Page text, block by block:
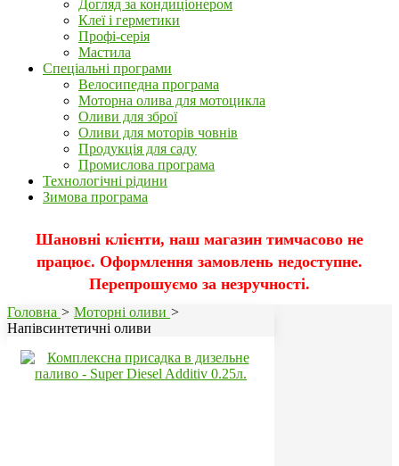
Догляд за кондиціонером
Клеї і герметики
Профі-серія
Мастила
Спеціальні програми
Велосипедна програма
Моторна олива для мотоцикла
Оливи для зброї
Оливи для моторів човнів
Продукція для саду
Промислова програма
Технологічні рідини
Зимова програма
Шановні клієнти, наш магазин тимчасово не
працює. Оформлення замовлень недоступне.
Перепрошуємо за незручності.
Головна > Моторні оливи >
Напівсинтетичні оливи